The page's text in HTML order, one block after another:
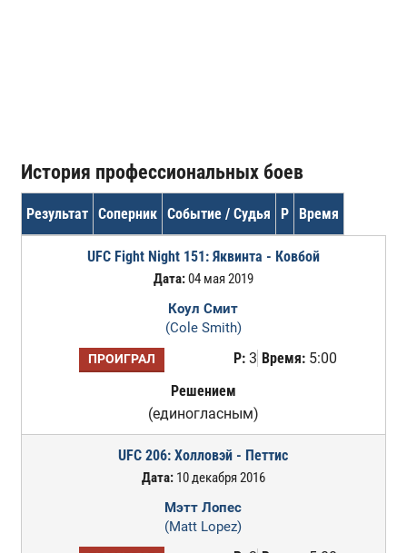
История профессиональных боев
Результат Соперник Событие / Судья Р Время
UFC Fight Night 151: Яквинта - Ковбой
Дата:04 мая 2019
Коул Смит
(Cole Smith)
ПРОИГРАЛ Р:3 Время:5:00
Решением
(единогласным)
UFC 206: Холловэй - Петтис
Дата:10 декабря 2016
Мэтт Лопес
(Matt Lopez)